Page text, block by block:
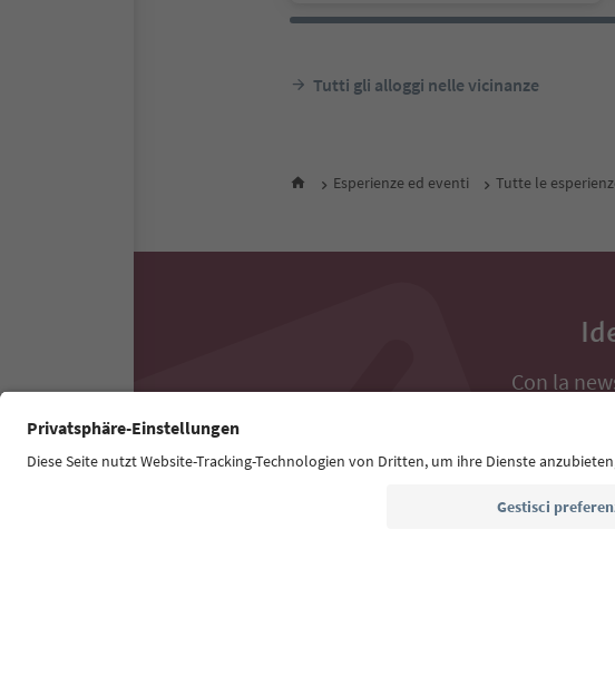
Tutti gli alloggi nelle vicinanze
Esperienze ed eventi Tutte le
Con la